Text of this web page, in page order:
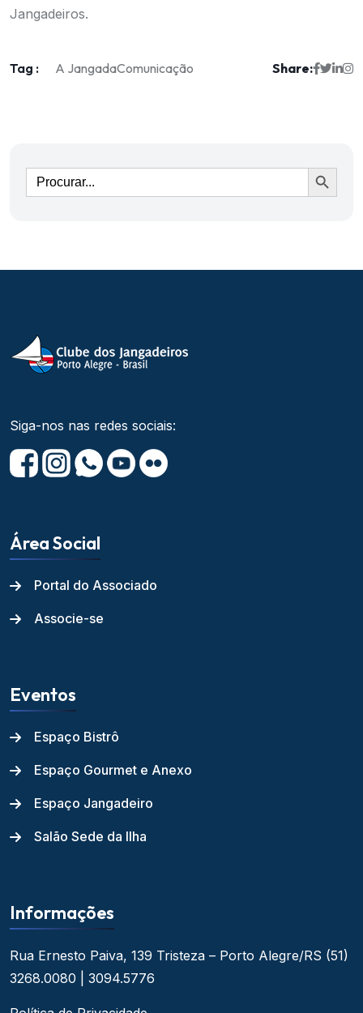
Jangadeiros.
Tag : A JangadaComunicação Share:
Ir
Siga-nos nas redes sociais:
Área Social
Portal do Associado
Associe-se
Eventos
Espaço Bistrô
Espaço Gourmet e Anexo
Espaço Jangadeiro
Salão Sede da Ilha
Informações
Rua Ernesto Paiva, 139 Tristeza – Porto Alegre/RS (51)
3268.0080 | 3094.5776